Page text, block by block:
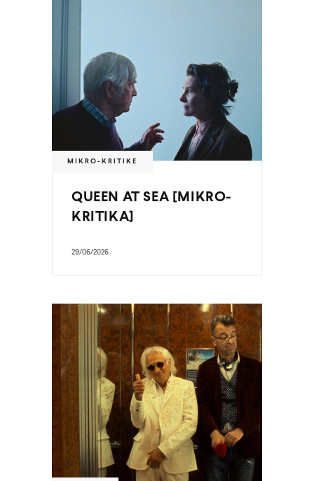
MIKRO-KRITIKE
QUEEN AT SEA [MIKRO-
KRITIKA]
29/06/2026